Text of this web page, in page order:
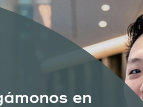
en